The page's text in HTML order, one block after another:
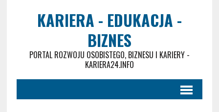
KARIERA - EDUKACJA -
BIZNES
PORTAL ROZWOJU OSOBISTEGO, BIZNESU I KARIERY -
KARIERA24.INFO